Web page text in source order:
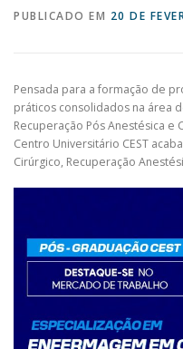
PUBLICADO EM 20 DE
Pensada para a formação de
práticos consolidados na área
Recuperação Pós Anestésica e
Centro Universitário CEST
Cirúrgico, Recuperação